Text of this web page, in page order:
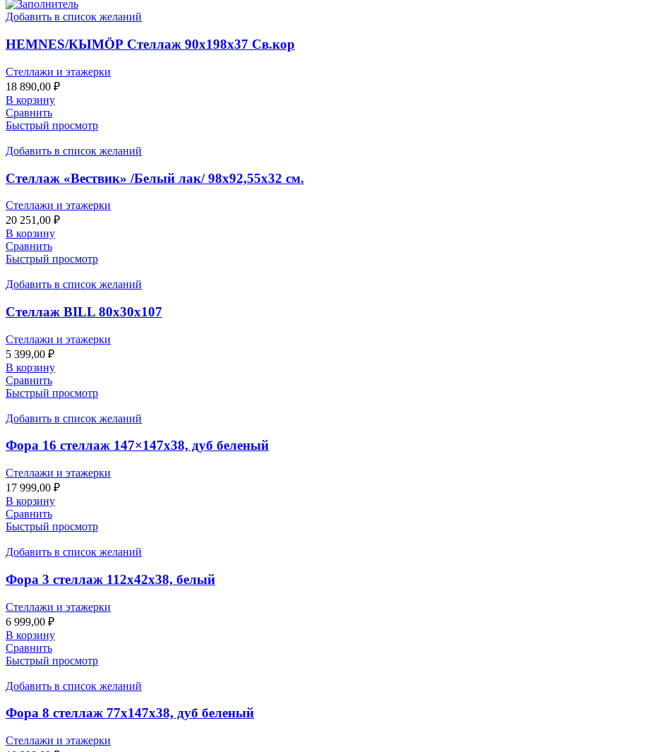
Добавить в список желаний
HEMNES/КЫМӦР Стеллаж 90х198х37 Св.кор
Стеллажи и этажерки
18 890,00 ₽
В корзину
Сравнить
Быстрый просмотр
Добавить в список желаний
Стеллаж «Вествик» /Белый лак/ 98х92,55х32 см.
Стеллажи и этажерки
20 251,00 ₽
В корзину
Сравнить
Быстрый просмотр
Добавить в список желаний
Стеллаж BILL 80х30х107
Стеллажи и этажерки
5 399,00 ₽
В корзину
Сравнить
Быстрый просмотр
Добавить в список желаний
Фора 16 стеллаж 147×147х38, дуб беленый
Стеллажи и этажерки
17 999,00 ₽
В корзину
Сравнить
Быстрый просмотр
Добавить в список желаний
Фора 3 стеллаж 112х42х38, белый
Стеллажи и этажерки
6 999,00 ₽
В корзину
Сравнить
Быстрый просмотр
Добавить в список желаний
Фора 8 стеллаж 77х147х38, дуб беленый
Стеллажи и этажерки